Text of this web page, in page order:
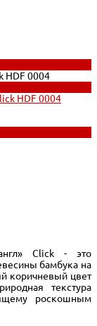
HDF 0004
Click - это
бамбука на
коричневый цвет
текстура
роскошным